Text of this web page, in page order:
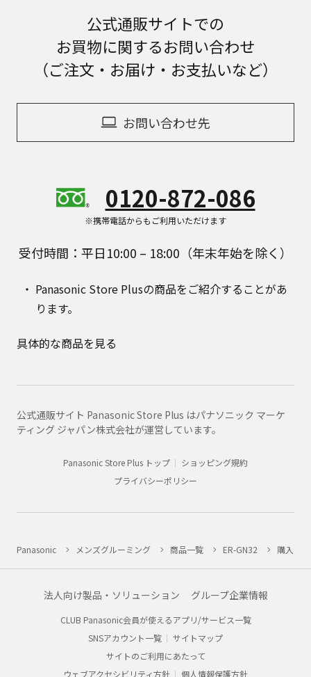
公式通販サイトでの
お買物に関するお問い合わせ
（ご注文・お届け・お支払いなど）
お問い合わせ先
0120-872-086
※携帯電話からもご利用いただけます
受付時間：平日10:00 – 18:00（年末年始を除く）
Panasonic Store Plusの商品をご紹介することがあ
ります。
具体的な商品を見る
公式通販サイト Panasonic Store Plus はパナソニック マーケ
ティング ジャパン株式会社が運営しています。
Panasonic Store Plus トップ
ショッピング規約
プライバシーポリシー
Panasonic メンズグルーミング 商品一覧 ER-GN32 購入
法人向け製品・ソリューション グループ企業情報
CLUB Panasonic会員が使えるアプリ/サービス一覧
SNSアカウント一覧
サイトマップ
サイトのご利用にあたって
ウェブアクセシビリティ方針
個人情報保護方針